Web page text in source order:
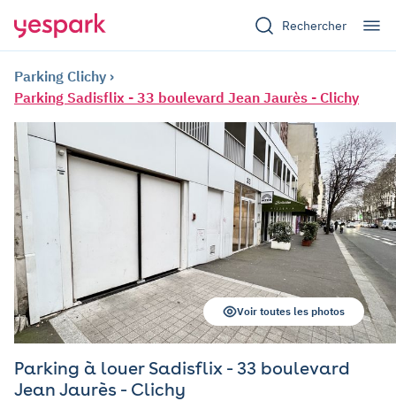
Rechercher
Parking Clichy
Parking Sadisflix - 33 boulevard Jean Jaurès - Clichy
Parking à louer Sadisflix - 33 boulevard
Jean Jaurès - Clichy
Voir toutes les photos